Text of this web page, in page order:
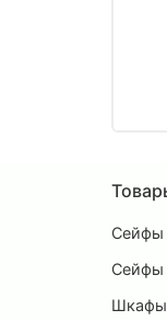
Сейфы
Сейфы
Шкафы